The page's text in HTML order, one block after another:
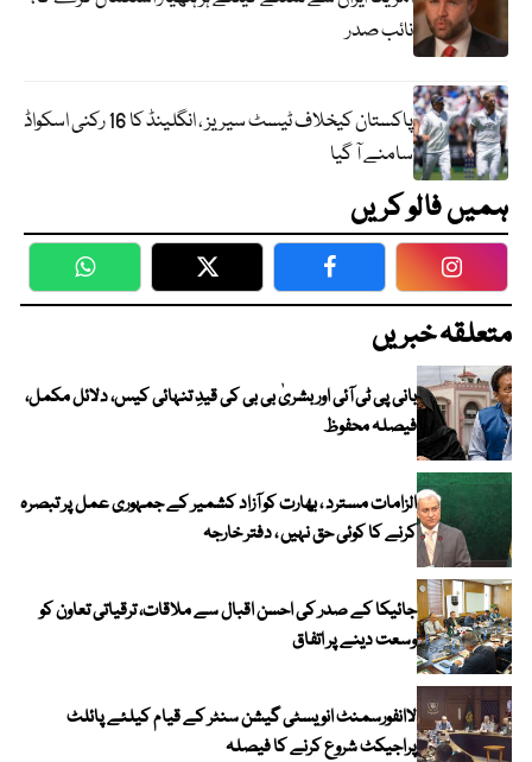
نائب صدر
پاکستان کیخلاف ٹیسٹ سیریز ، انگلینڈ کا 16 رکنی اسکواڈ
سامنے آ گیا
ہمیں فالو کریں
WhatsApp Twitter Facebook
متعلقہ خبریں
بانی پی ٹی آئی اور بشریٰ بی بی کی قیدِ تنہائی کیس، دلائل مکمل،
فیصلہ محفوظ
الزامات مسترد ، بھارت کو آزاد کشمیر کے جمہوری عمل پر تبصرہ
کرنے کا کوئی حق نہیں ، دفتر خارجہ
جائیکا کے صدر کی احسن اقبال سے ملاقات، ترقیاتی تعاون کو
وسعت دینے پر اتفاق
لاانفورسمنٹ انویسٹی گیشن سنٹر کے قیام کیلئے پائلٹ
پراجیکٹ شروع کرنے کا فیصلہ